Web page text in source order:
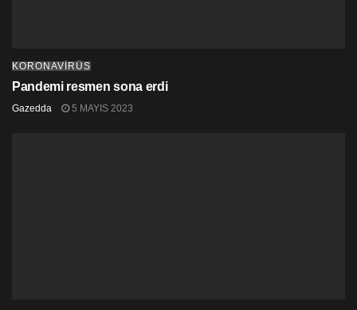
KORONAVİRÜS
Pandemi resmen sona erdi
Gazedda 5 MAYIS 2023